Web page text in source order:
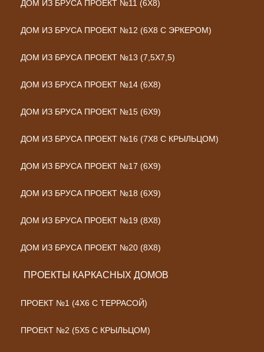
ДОМ ИЗ БРУСА ПРОЕКТ №11 (6Х8)
ДОМ ИЗ БРУСА ПРОЕКТ №12 (6Х8 С ЭРКЕРОМ)
ДОМ ИЗ БРУСА ПРОЕКТ №13 (7,5Х7,5)
ДОМ ИЗ БРУСА ПРОЕКТ №14 (6Х8)
ДОМ ИЗ БРУСА ПРОЕКТ №15 (6Х9)
ДОМ ИЗ БРУСА ПРОЕКТ №16 (7Х8 С КРЫЛЬЦОМ)
ДОМ ИЗ БРУСА ПРОЕКТ №17 (6Х9)
ДОМ ИЗ БРУСА ПРОЕКТ №18 (6Х9)
ДОМ ИЗ БРУСА ПРОЕКТ №19 (8Х8)
ДОМ ИЗ БРУСА ПРОЕКТ №20 (8Х8)
ПРОЕКТЫ КАРКАСНЫХ ДОМОВ
ПРОЕКТ №1 (4Х6 С ТЕРРАСОЙ)
ПРОЕКТ №2 (5Х5 С КРЫЛЬЦОМ)